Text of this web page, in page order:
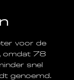
voor de
omdat 78
snel
genoemd.